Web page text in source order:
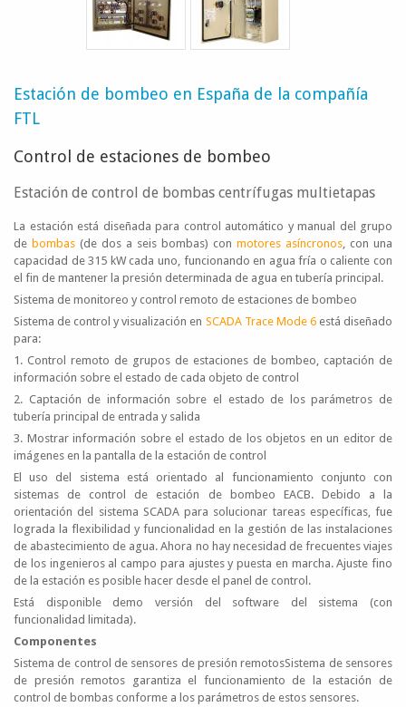
Estación de bombeo en España de la compañía
FTL
Control de estaciones de bombeo
Estación de control de bombas centrífugas multietapas
La estación está diseñada para control automático y manual del grupo
de bombas (de dos a seis bombas) con motores asíncronos, con una
capacidad de 315 kW cada uno, funcionando en agua fría o caliente con
el fin de mantener la presión determinada de agua en tubería principal.
Sistema de monitoreo y control remoto de estaciones de bombeo
Sistema de control y visualización en SCADA Trace Mode 6está diseñado
para:
1. Control remoto de grupos de estaciones de bombeo, captación de
información sobre el estado de cada objeto de control
2. Captación de información sobre el estado de los parámetros de
tubería principal de entrada y salida
3. Mostrar información sobre el estado de los objetos en un editor de
imágenes en la pantalla de la estación de control
El uso del sistema está orientado al funcionamiento conjunto con
sistemas de control de estación de bombeo EACB. Debido a la
orientación del sistema SCADA para solucionar tareas específicas, fue
lograda la flexibilidad y funcionalidad en la gestión de las instalaciones
de abastecimiento de agua. Ahora no hay necesidad de frecuentes viajes
de los ingenieros al campo para ajustes y puesta en marcha. Ajuste fino
de la estación es posible hacer desde el panel de control.
Está disponible demo versión del software del sistema (con
funcionalidad limitada).
Componentes
Sistema de control de sensores de presión remotosSistema de sensores
de presión remotos garantiza el funcionamiento de la estación de
control de bombas conforme a los parámetros de estos sensores.